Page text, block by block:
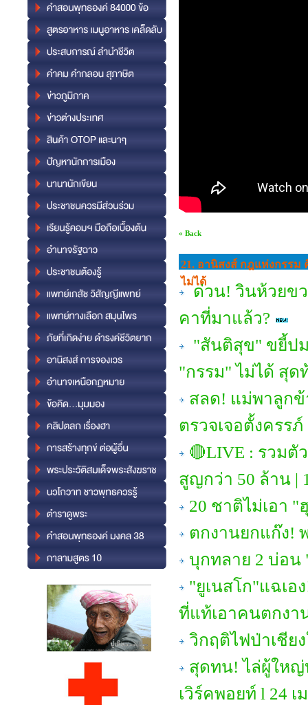
« Back
21. อานิสงส์ กฎแห่งกรร
ไม่ได้
ด่วน! วินห้วยขว
คาที่มาแล้ว?
"สันติสุข" ขยี้ป
"กรรม" ไม่ได้ สุด
สลด! แม่พาลูกข้
ตรวจเจอตั้งครรภ์
🔴LIVE : รวมตั
สูญกว่า 50 ล้าน |
20 ชาติไม่เอา
ตกงานยกแก๊ง!
บุกทลาย 2 บ่อน
"ยูเนสโก"แฉเอ
ที่แท้เอาคนตกงา
วิกฤติไฟป่าเชีย
สุดทน! ไล่ผู้ใหญ่
เวิร์คพอยท์ l 24 เ